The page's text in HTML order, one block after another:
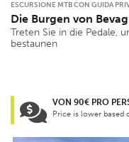
ESCURSIONE MTB CON GUIDA
Die Burgen von
Treten Sie in die Pedale,
bestaunen
VON 90€ PRO
Price is lower based